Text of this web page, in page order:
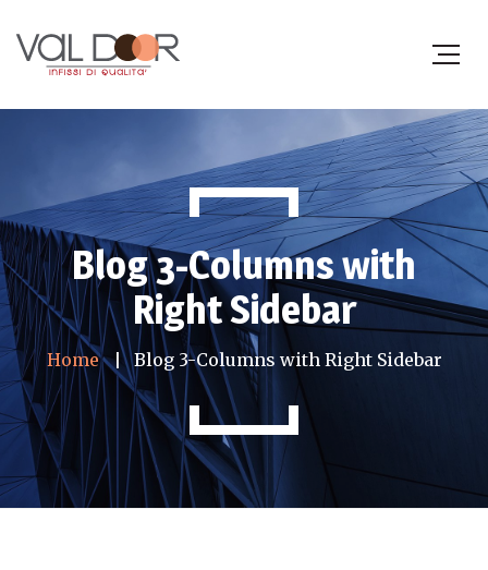
Blog 3-Columns with
Right Sidebar
Home Blog 3-Columns with Right Sidebar